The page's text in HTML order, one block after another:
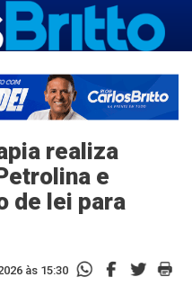
realiza
e
de lei para
às 15:30